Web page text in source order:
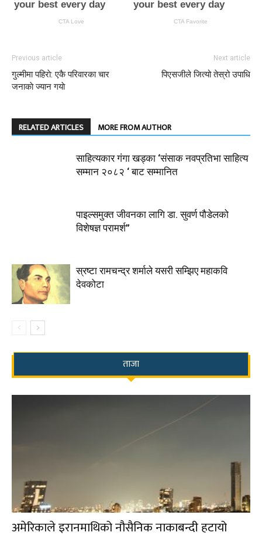
Previous article
गुल्मीमा पहिराे: एकै परिवारका चार
जनाकाे ज्यान गयाे
Next article
पिएसजीले जित्यो तेस्रो उपाधि
RELATED ARTICLES MORE FROM AUTHOR
साहित्यकार गंगा खड्का ‘संसाक नवप्रतिभा साहित्य
सम्मान २०८२ ‘ बाट सम्मानित
पाइल्समुक्त जीवनका लागि डा. सुवर्ण पौडेलको
विशेषज्ञ परामर्श”
स्रष्टा रामचन्द्र शर्माले यसरी सम्झिए महाकवि
देवकोटा
ताजा
अमेरिकाले इरानमाथिको नौसैनिक नाकाबन्दी हटायो